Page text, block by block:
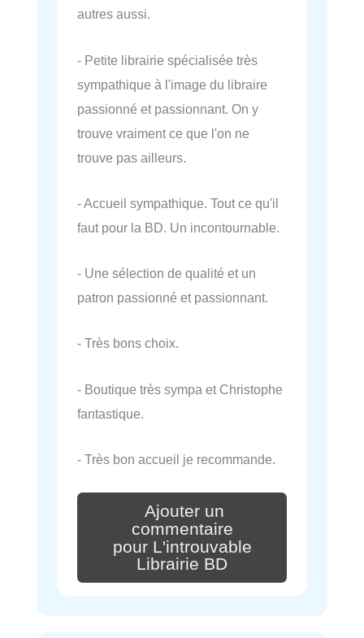
autres aussi.
- Petite librairie spécialisée très
sympathique à l'image du libraire
passionné et passionnant. On y
trouve vraiment ce que l'on ne
trouve pas ailleurs.
- Accueil sympathique. Tout ce qu'il
faut pour la BD. Un incontournable.
- Une sélection de qualité et un
patron passionné et passionnant.
- Très bons choix.
- Boutique très sympa et Christophe
fantastique.
- Très bon accueil je recommande.
Ajouter un
commentaire
pour L'introuvable
Librairie BD